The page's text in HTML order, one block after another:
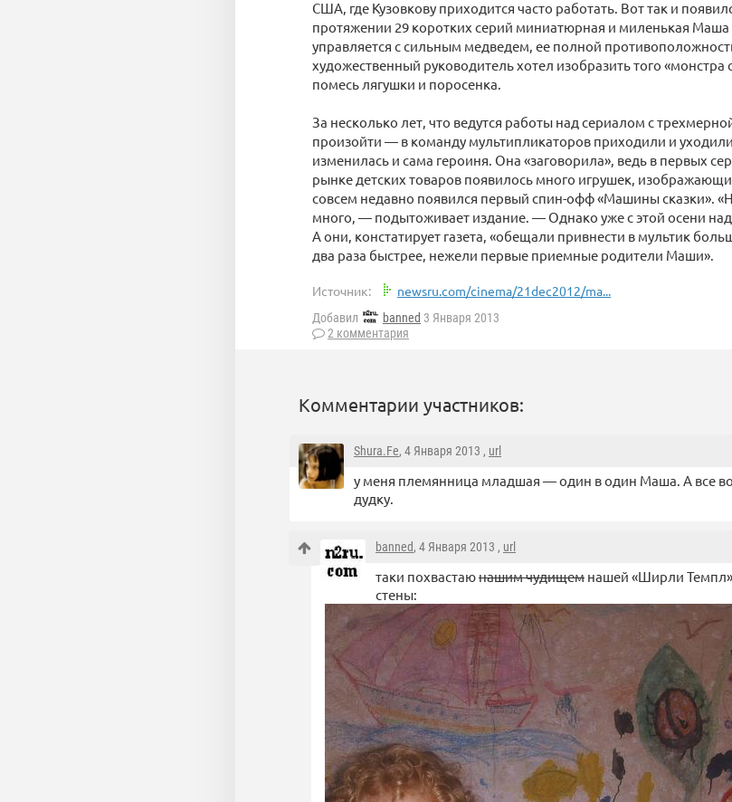
США, где Кузовкову приходится часто работать. Вот так и
протяжении 29 коротких серий миниатюрная и миленькая
управляется с сильным медведем, ее полной
художественный руководитель хотел изобразить того
помесь лягушки и поросенка.
За несколько лет, что ведутся работы над сериалом с
произойти — в команду мультипликаторов приходили и
изменилась и сама героиня. Она «заговорила», ведь в первых
рынке детских товаров появилось много игрушек,
совсем недавно появился первый спин-офф «Машины сказки».
много, — подытоживает издание. — Однако уже с этой осени
А они, констатирует газета, «обещали привнести в мультик
два раза быстрее, нежели первые приемные родители Маши».
Источник: newsru.com/cinema/21dec2012/ma...
Добавил banned 3 Января 2013
2 комментария
Комментарии участников:
Shura.Fe, 4 Января 2013 , url
у меня племянница младшая — один в один Маша. А все
дудку.
banned, 4 Января 2013 , url
таки похвастаюнашим чудищем нашей «Ширли
стены: